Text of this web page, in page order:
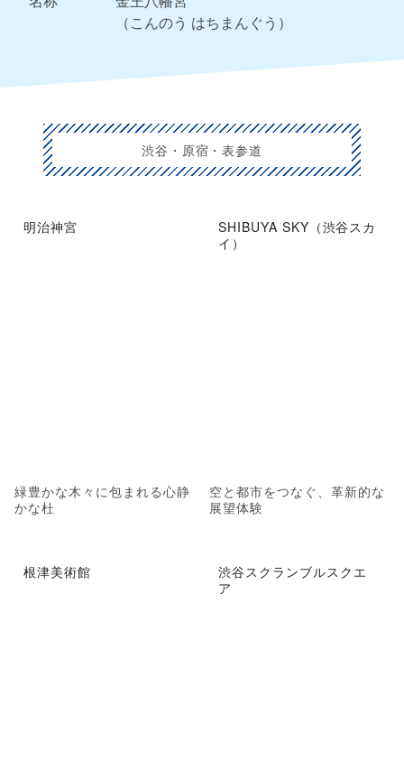
（こんのう はちまんぐう）
渋谷・原宿・表参道
明治神宮
緑豊かな木々に包まれる心静
かな杜
SHIBUYA SKY（渋谷スカ
イ）
空と都市をつなぐ、革新的な
展望体験
根津美術館
渋谷スクランブルスクエ
ア